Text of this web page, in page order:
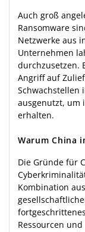
Auch groß
Ransomware
Netzwerke aus
Unternehmen
durchzusetzen.
Angriff auf
Schwachstellen
ausgenutzt, um
erhalten.
Warum China
Die Gründe für
Kombination
Ressourcen